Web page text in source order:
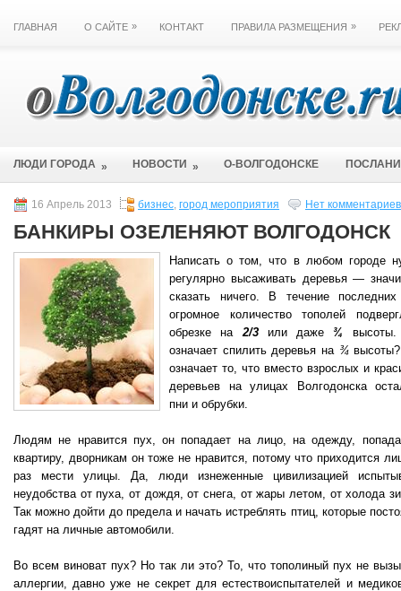
ГЛАВНАЯ О САЙТЕ » КОНТАКТ ПРАВИЛА РАЗМЕЩЕНИЯ »
ЛЮДИ ГОРОДА » НОВОСТИ » О-ВОЛГОДОНСКЕ
16 Апрель 2013 бизнес, город мероприятия Нет комментариев
БАНКИРЫ ОЗЕЛЕНЯЮТ ВОЛГОДОНСК
Написать о том, что в любом городе
регулярно высаживать деревья —
сказать ничего. В течение
огромное количество тополей
обрезке на
2/3или даже¾
означает спилить деревья на¾
означает то, что вместо взрослых и
деревьев на улицах Волгодонска
пни и обрубки.
Людям не нравится пух, он попадает на лицо, на одежду,
квартиру, дворникам он тоже не нравится, потому что приходится
раз мести улицы. Да, люди изнеженные цивилизацией
неудобства от пуха, от дождя, от снега, от жары летом, от холода
Так можно дойти до предела и начать истреблять птиц, которые
гадят на личные автомобили.
Во всем виноват пух? Но так ли это? То, что тополиный пух не
аллергии, давно уже не секрет для естествоиспытателей и